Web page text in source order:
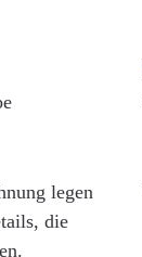
legen
die